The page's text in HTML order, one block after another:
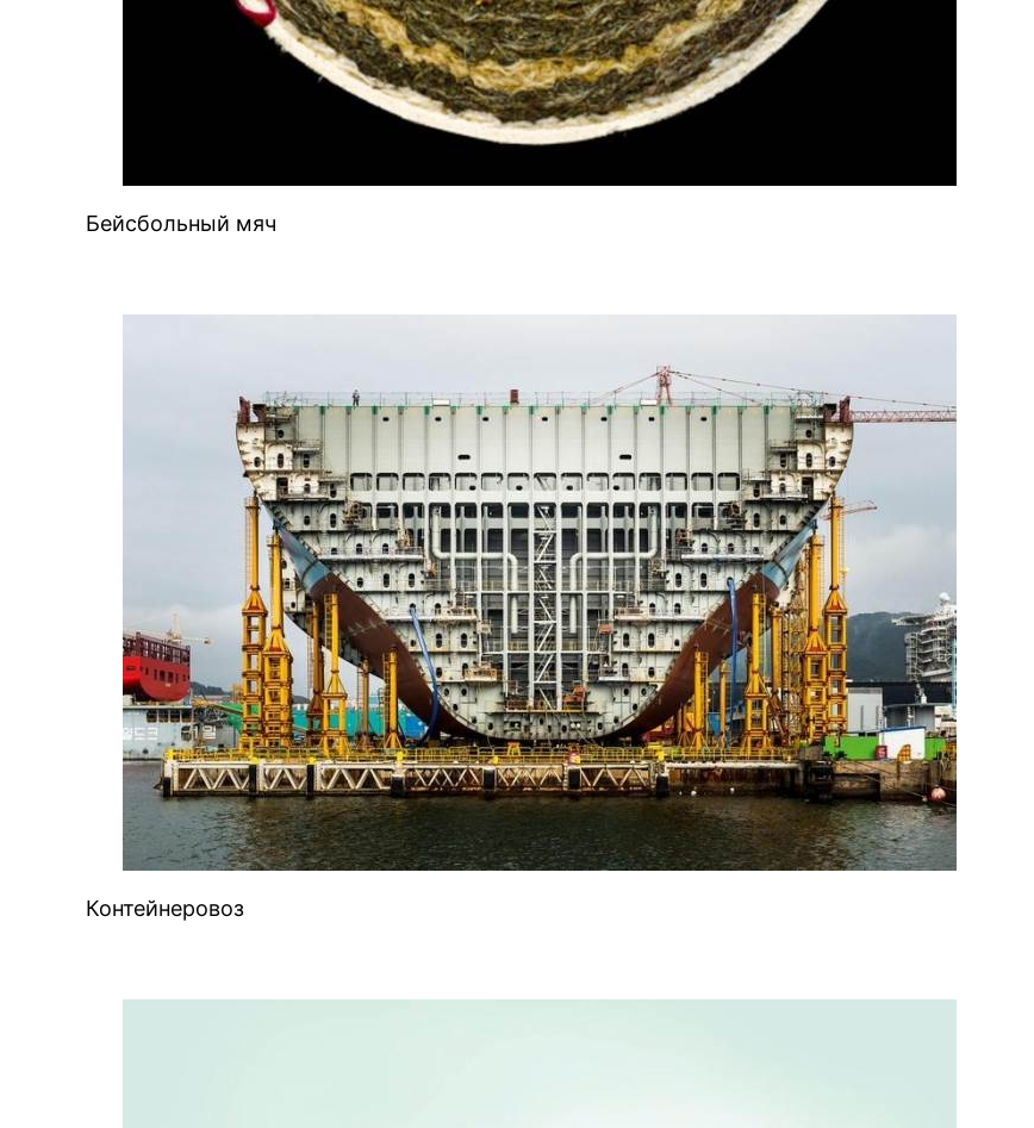
Бейсбольный мяч
Контейнеровоз